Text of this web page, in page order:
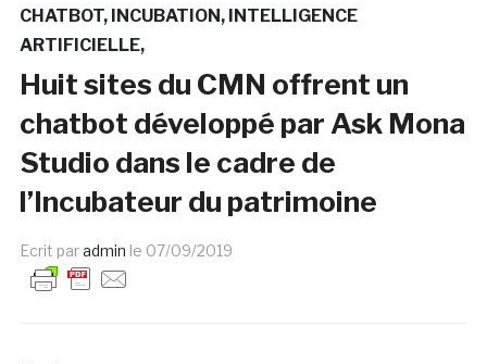
CHATBOT INCUBATION INTELLIGENCE
ARTIFICIELLE
Huit sites du CMN offrent un
chatbot développé par Ask Mona
Studio dans le cadre de
l’Incubateur du patrimoine
Ecrit paradmin le 07/09/2019